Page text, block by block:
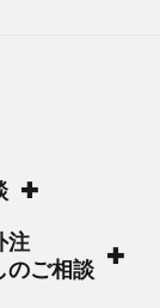
注
のご相談